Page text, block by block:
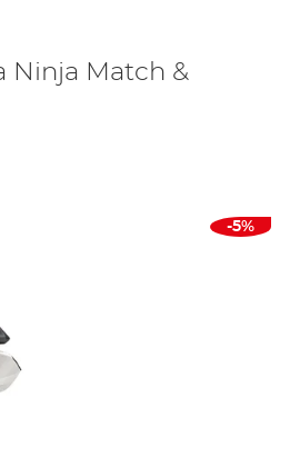
Ninja Match &
-5%